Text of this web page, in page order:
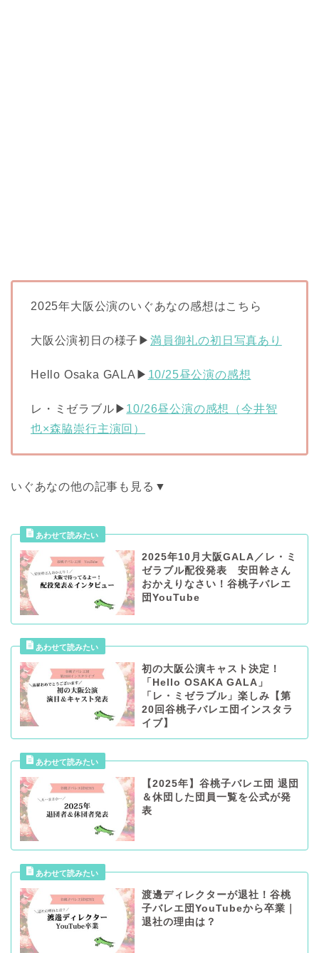
2025年大阪公演のいぐあなの感想はこちら
大阪公演初日の様子▶ 満員御礼の初日写真あり
Hello Osaka GALA▶ 10/25昼公演の感想
レ・ミゼラブル▶ 10/26昼公演の感想（今井智
也×森脇崇行主演回）
いぐあなの他の記事も見る▼
2025年10月大阪GALA／レ・ミ
ゼラブル配役発表 安田幹さん
おかえりなさい！谷桃子バレエ
団YouTube
初の大阪公演キャスト決定！
「Hello OSAKA GALA」
「レ・ミゼラブル」楽しみ【第
20回谷桃子バレエ団インスタラ
イブ】
【2025年】谷桃子バレエ団 退団
＆休団した団員一覧を公式が発
表
渡邊ディレクターが退社！谷桃
子バレエ団YouTubeから卒業｜
退社の理由は？